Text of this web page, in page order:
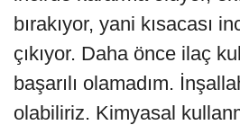
bırakıyor, yani kısacası
çıkıyor. Daha önce ilaç
başarılı olamadım.
olabiliriz. Kimyasal